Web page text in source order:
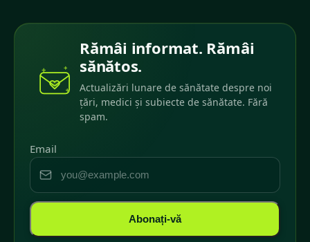
Rămâi informat. Rămâi
sănătos.
Actualizări lunare de sănătate despre noi
țări, medici și subiecte de sănătate. Fără
spam.
Email
Abonați-vă